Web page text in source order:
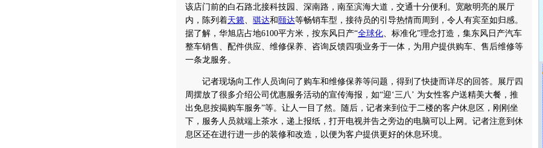
该店门前的白石路北接科技园、深南路，南至滨海大道，交通十分便利。宽敞明亮的展厅
内，陈列着天籁、 骐达和 颐达等畅销车型，接待员的引导热情而周到，令人有宾至如归感。
据了解，华旭店占地6100平方米，按东风日产“全球化、标准化”理念打造，集东风日产汽车
整车销售、配件供应、维修保养、咨询反馈四项业务于一体，为用户提供购车、售后维修等
一条龙服务。
记者现场向工作人员询问了购车和维修保养等问题，得到了快捷而详尽的回答。展厅四
周摆放了很多介绍公司优惠服务活动的宣传海报，如“迎‘三八’ 为女性客户送精美大餐，推
出免息按揭购车服务”等。让人一目了然。随后，记者来到位于二楼的客户休息区，刚刚坐
下，服务人员就端上茶水，递上报纸，打开电视并告之旁边的电脑可以上网。记者注意到休
息区还在进行进一步的装修和改造，以便为客户提供更好的休息环境。